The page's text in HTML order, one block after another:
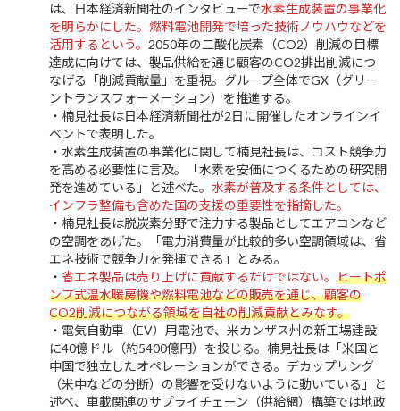
は、日本経済新聞社のインタビューで水素生成装置の事業化
を明らかにした。燃料電池開発で培った技術ノウハウなどを
活用するという。 2050年の二酸化炭素（CO2）削減の目標
達成に向けては、製品供給を通じ顧客のCO2排出削減につ
なげる「削減貢献量」を重視。グループ全体でGX（グリー
ントランスフォーメーション）を推進する。
・楠見社長は日本経済新聞社が2日に開催したオンラインイ
ベントで表明した。
・水素生成装置の事業化に関して楠見社長は、コスト競争力
を高める必要性に言及。「水素を安価につくるための研究開
発を進めている」と述べた。 水素が普及する条件としては、
インフラ整備も含めた国の支援の重要性を指摘した。
・楠見社長は脱炭素分野で注力する製品としてエアコンなど
の空調をあげた。「電力消費量が比較的多い空調領域は、省
エネ技術で競争力を発揮できる」とみる。
・ 省エネ製品は売り上げに貢献するだけではない。 ヒートポ
ンプ式温水暖房機や燃料電池などの販売を通じ、顧客の
CO2削減につながる領域を自社の削減貢献とみなす。
・電気自動車（EV）用電池で、米カンザス州の新工場建設
に40億ドル（約5400億円）を投じる。楠見社長は「米国と
中国で独立したオペレーションができる。デカップリング
（米中などの分断）の影響を受けないように動いている」と
述べ、車載関連のサプライチェーン（供給網）構築では地政